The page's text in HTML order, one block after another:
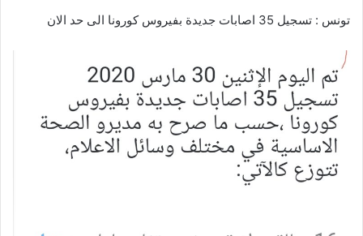
تونس : تسجيل 35 اصابات جديدة بفيروس كورونا الى حد الان